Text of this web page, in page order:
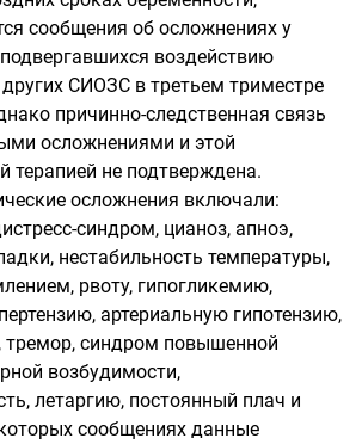
сообщения об осложнениях у
воздействию
СИОЗС в третьем триместре
причинно-следственная связь
осложнениями и этой
терапией не подтверждена.
осложнения включали:
синдром, цианоз, апноэ,
нестабильность температуры,
рвоту, гипогликемию,
артериальную гипотензию,
тремор, синдром повышенной
возбудимости,
летаргию, постоянный плач и
сообщениях данные